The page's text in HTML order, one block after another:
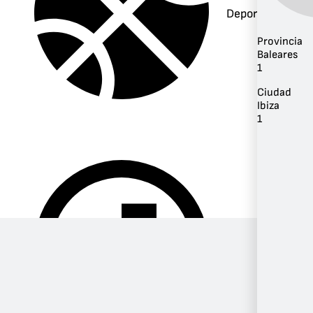
Deportes
Provincia
Baleares
1
Ciudad
Ibiza
1